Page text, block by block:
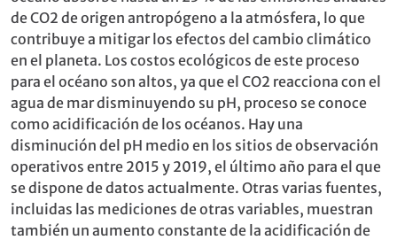
de CO2 de origen antropógeno a la atmósfera, lo que
contribuye a mitigar los efectos del cambio climático
en el planeta. Los costos ecológicos de este proceso
para el océano son altos, ya que el CO2 reacciona con el
agua de mar disminuyendo su pH, proceso se conoce
como acidificación de los océanos. Hay una
disminución del pH medio en los sitios de observación
operativos entre 2015 y 2019, el último año para el que
se dispone de datos actualmente. Otras varias fuentes,
incluidas las mediciones de otras variables, muestran
también un aumento constante de la acidificación de